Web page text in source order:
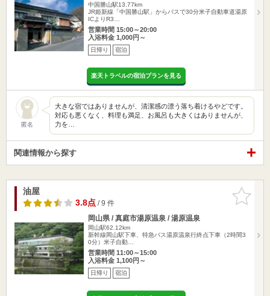
中国勝山駅13.77km
JR姫新線「中国勝山駅」からバスで30分米子自動車道湯原
ICよりR3…
営業時間 15:00～20:00
入浴料金 1,000円～
日帰り 宿泊
楽天トラベルの宿泊プランを見る
匿名
大きな宿ではありませんが、清潔感の漂う落ち着けるやどです。
対応も悪くなく、料理も満足、お風呂も大きくはありませんが、
力を…
関連情報から探す
お気に入
りに追加
油屋
3.8点/ 9 件
岡山県 / 真庭市湯原温泉 / 湯原温泉
岡山駅62.12km
新幹線岡山駅下車、特急バス湯原温泉行終点下車（2時間3
0分）米子自動…
営業時間 11:00～15:00
入浴料金 1,100円～
日帰り 宿泊